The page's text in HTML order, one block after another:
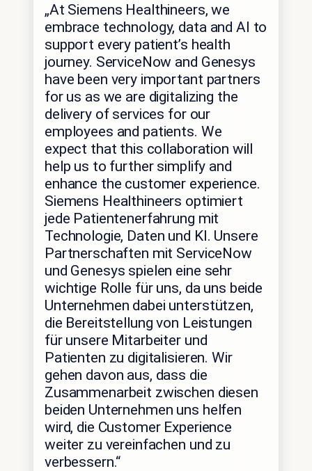
„At Siemens Healthineers, we
embrace technology, data and AI to
support every patient’s health
journey. ServiceNow and Genesys
have been very important partners
for us as we are digitalizing the
delivery of services for our
employees and patients. We
expect that this collaboration will
help us to further simplify and
enhance the customer experience.
Siemens Healthineers optimiert
jede Patientenerfahrung mit
Technologie, Daten und KI. Unsere
Partnerschaften mit ServiceNow
und Genesys spielen eine sehr
wichtige Rolle für uns, da uns beide
Unternehmen dabei unterstützen,
die Bereitstellung von Leistungen
für unsere Mitarbeiter und
Patienten zu digitalisieren. Wir
gehen davon aus, dass die
Zusammenarbeit zwischen diesen
beiden Unternehmen uns helfen
wird, die Customer Experience
weiter zu vereinfachen und zu
verbessern.“